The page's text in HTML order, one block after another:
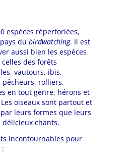
espèces répertoriées,
du birdwatching. Il est
aussi bien les espèces
des forêts
vautours, ibis,
rolliers,
en tout genre, hérons et
oiseaux sont partout et
leurs formes que leurs
chants.
incontournables pour